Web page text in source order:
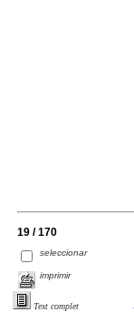
19 / 170
seleccionar
imprimir
Text complet